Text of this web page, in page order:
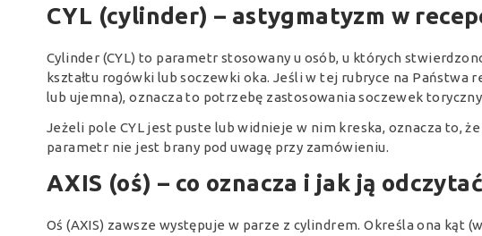
CYL (cylinder) – astygmatyzm w
Cylinder (CYL) to parametr stosowany u osób, u których
kształtu rogówki lub soczewki oka. Jeśli w tej rubryce na Państwa
lub ujemna), oznacza to potrzebę zastosowania soczewek
Jeżeli pole CYL jest puste lub widnieje w nim kreska, oznacza to,
parametr nie jest brany pod uwagę przy zamówieniu.
AXIS (oś) – co oznacza i jak ją
Oś (AXIS) zawsze występuje w parze z cylindrem. Określa ona kąt